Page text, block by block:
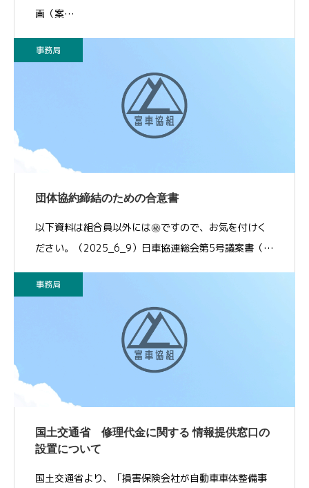
画（案…
事務局
団体協約締結のための合意書
以下資料は組合員以外には㊙ですので、お気を付けく
ださい。（2025_6_9）日車協連総会第5号議案書（…
事務局
国土交通省 修理代金に関する 情報提供窓口の
設置について
国土交通省より、「損害保険会社が自動車車体整備事